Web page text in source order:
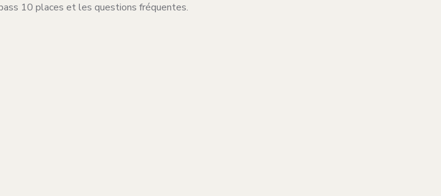
10 places et les questions fréquentes.